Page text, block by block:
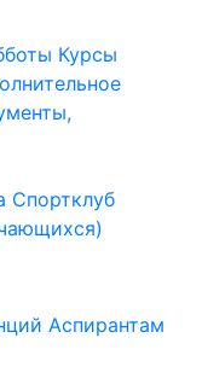
Курсы
Спортклуб
Аспирантам